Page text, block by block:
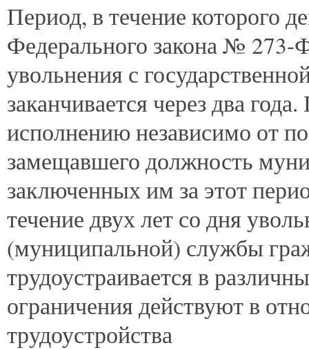
Период, в течение которого
Федерального закона № 273-
увольнения с
заканчивается через два
исполнению независимо от
замещавшего должность
заключенных им за этот
течение двух лет со дня
(муниципальной) службы
трудоустраивается в
ограничения действуют в
трудоустройства